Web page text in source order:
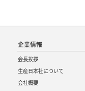
企業情報
会長挨拶
生産日本社について
会社概要